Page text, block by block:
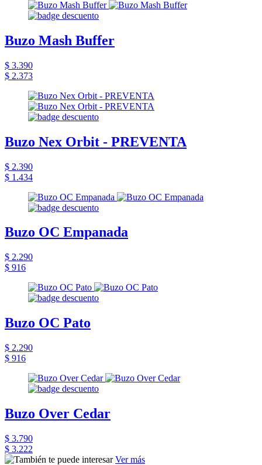
Buzo Mash Buffer
$ 3.390
$ 2.373
Buzo Nex Orbit - PREVENTA
$ 2.390
$ 1.434
Buzo OC Empanada
$ 2.290
$ 916
Buzo OC Pato
$ 2.290
$ 916
Buzo Over Cedar
$ 3.790
$ 3.222
Ver más